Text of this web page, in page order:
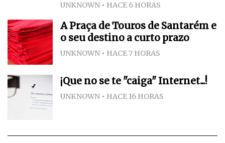
UNKNOWN HACE 6 HORAS
A Praça de Touros de Santarém e
o seu destino a curto prazo
UNKNOWN HACE 7 HORAS
¡Que no se te "caiga" Internet...!
UNKNOWN HACE 16 HORAS